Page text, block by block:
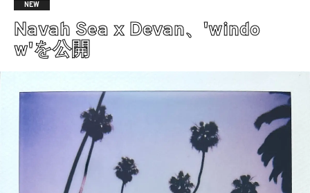
NEW
Navah Sea x Devan、'windo
w'を公開